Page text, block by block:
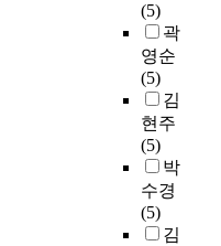
(5)
곽
영순
(5)
김
현주
(5)
박
수경
(5)
김